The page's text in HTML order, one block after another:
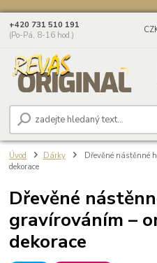
+420 731 510 191
(Po-Pá, 8-16 hod.)
Úvod Dárky
Dřevěné nástěnné
dekorace
Dřevěné
gravírováním –
dekorace